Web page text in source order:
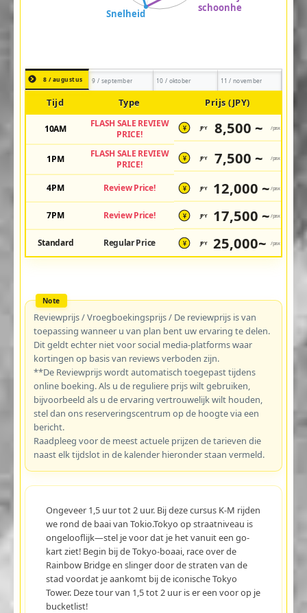
8 / augustus 9 / september 10 / oktober 11 / november
Tijd Type Prijs (JPY)
10AM
FLASH SALE REVIEW
PRICE!
¥ JPY 8,500 ~ /pax
1PM
FLASH SALE REVIEW
PRICE!
¥ JPY 7,500 ~ /pax
4PM Review Price! ¥ JPY 12,000 ~ /pax
7PM Review Price! ¥ JPY 17,500 ~ /pax
Standard Regular Price ¥ JPY 25,000~ /pax
Reviewprijs / Vroegboekingsprijs / De reviewprijs is van
toepassing wanneer u van plan bent uw ervaring te delen.
Dit geldt echter niet voor social media-platforms waar
kortingen op basis van reviews verboden zijn.
**De Reviewprijs wordt automatisch toegepast tijdens
online boeking. Als u de reguliere prijs wilt gebruiken,
bijvoorbeeld als u de ervaring vertrouwelijk wilt houden,
stel dan ons reserveringscentrum op de hoogte via een
bericht.
Raadpleeg voor de meest actuele prijzen de tarieven die
naast elk tijdslot in de kalender hieronder staan vermeld.
Ongeveer 1,5 uur tot 2 uur. Bij deze cursus K-M rijden
we rond de baai van Tokio.Tokyo op straatniveau is
ongelooflijk—stel je voor dat je het vanuit een go-
kart ziet! Begin bij de Tokyo-boaai, race over de
Rainbow Bridge en slinger door de straten van de
stad voordat je aankomt bij de iconische Tokyo
Tower. Deze tour van 1,5 tot 2 uur is er een voor op je
bucketlist!